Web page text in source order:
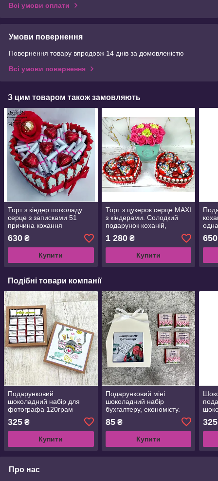
Всі умови оплати
Умови повернення
Повернення товару впродовж 14 днів за домовленістю
Всі умови повернення
З цим товаром також замовляють
Торт з кіндер шоколаду
серце з записками 51
причина кохання
Приємний сюрприз для
коханої Святковий
Подарунковий Бокс для
630 ₴
Купити
Торт з цукерок серце MAXI
з кіндерами. Солодкий
подарунок коханій,
коханому, подрузі, мамі,
донці, сину.
1 280₴
Купити
101
650
Подібні товари компанії
Подарунковий
шоколадний набір для
фотографа 120грам
Подарунок фотографу на
День народження,День
фотографа,корпоративні
подарунки
325 ₴
Купити
Подарунковий міні
шоколадний набір
бухгалтеру, економісту.
Подарунок бухгалтеру до
Дня
бухгалтера,корпоративні
подарунки
85₴
Купити
325
Про нас